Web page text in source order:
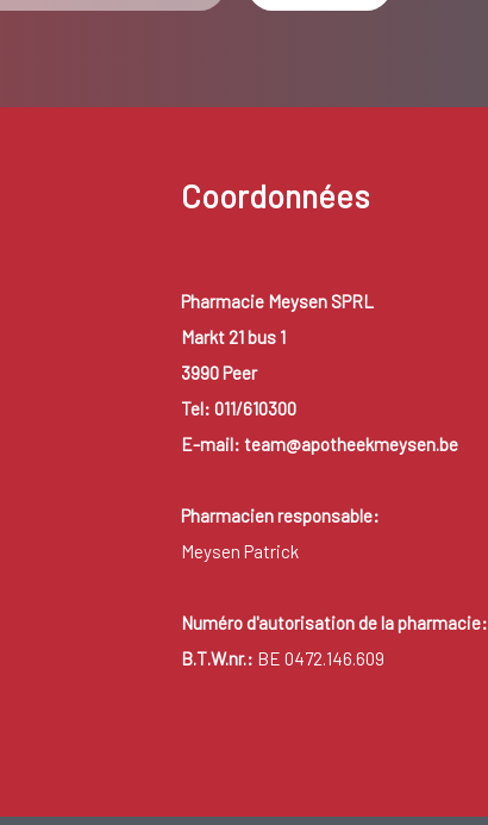
Coordonnées
Pharmacie Meysen SPRL
Markt 21 bus 1
3990 Peer
Tel: 011/610300
E-mail: team@apotheekmeysen.be
Pharmacien responsable:
Meysen Patrick
Numéro d'autorisation de la pharmacie:
B.T.W.nr.: BE 0472.146.609